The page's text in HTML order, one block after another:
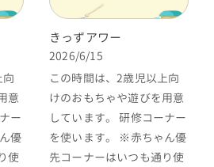
意
ー
優
使
きっずアワー
2026/6/15
この時間は、2歳児以上向
けのおもちゃや遊びを用意
しています。 研修コーナー
を使います。 ※赤ちゃん優
先コーナーはいつも通り使